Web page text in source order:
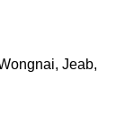
Jeab,